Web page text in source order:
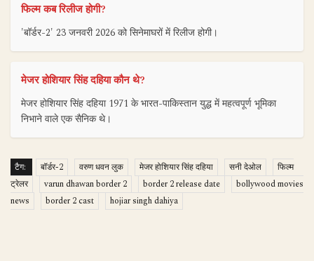
फिल्म कब रिलीज होगी?
'बॉर्डर-2' 23 जनवरी 2026 को सिनेमाघरों में रिलीज होगी।
मेजर होशियार सिंह दहिया कौन थे?
मेजर होशियार सिंह दहिया 1971 के भारत-पाकिस्तान युद्ध में महत्वपूर्ण भूमिका
निभाने वाले एक सैनिक थे।
टैग: बॉर्डर-2 वरुण धवन लुक मेजर होशियार सिंह दहिया सनी देओल
फिल्म
ट्रेलर
varun dhawan border 2 border 2 release date
bollywood movies
news
border 2 cast hojiar singh dahiya